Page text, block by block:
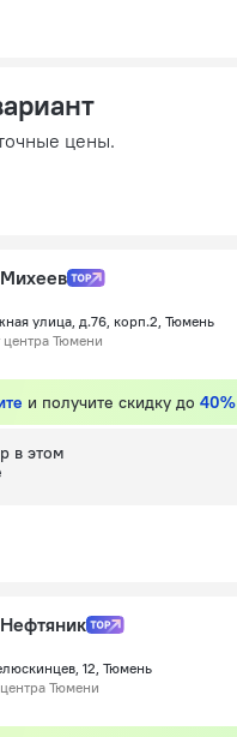
цены.
улица, д.76, корп.2, Тюмень
центра Тюмени
и получите скидку до 40%
в этом
12, Тюмень
Тюмени